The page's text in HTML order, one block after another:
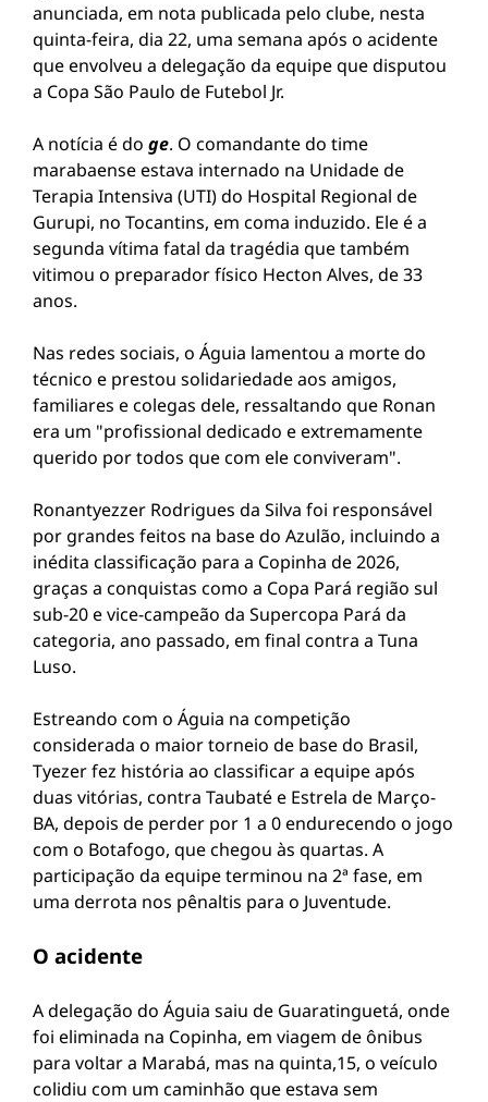
anunciada, em nota publicada pelo clube, nesta
quinta-feira, dia 22, uma semana após o acidente
que envolveu a delegação da equipe que disputou
a Copa São Paulo de Futebol Jr.
A notícia é do ge. O comandante do time
marabaense estava internado na Unidade de
Terapia Intensiva (UTI) do Hospital Regional de
Gurupi, no Tocantins, em coma induzido. Ele é a
segunda vítima fatal da tragédia que também
vitimou o preparador físico Hecton Alves, de 33
anos.
Nas redes sociais, o Águia lamentou a morte do
técnico e prestou solidariedade aos amigos,
familiares e colegas dele, ressaltando que Ronan
era um "profissional dedicado e extremamente
querido por todos que com ele conviveram".
Ronantyezzer Rodrigues da Silva foi responsável
por grandes feitos na base do Azulão, incluindo a
inédita classificação para a Copinha de 2026,
graças a conquistas como a Copa Pará região sul
sub-20 e vice-campeão da Supercopa Pará da
categoria, ano passado, em final contra a Tuna
Luso.
Estreando com o Águia na competição
considerada o maior torneio de base do Brasil,
Tyezer fez história ao classificar a equipe após
duas vitórias, contra Taubaté e Estrela de Março-
BA, depois de perder por 1 a 0 endurecendo o jogo
com o Botafogo, que chegou às quartas. A
participação da equipe terminou na 2ª fase, em
uma derrota nos pênaltis para o Juventude.
O acidente
A delegação do Águia saiu de Guaratinguetá, onde
foi eliminada na Copinha, em viagem de ônibus
para voltar a Marabá, mas na quinta,15, o veículo
colidiu com um caminhão que estava sem